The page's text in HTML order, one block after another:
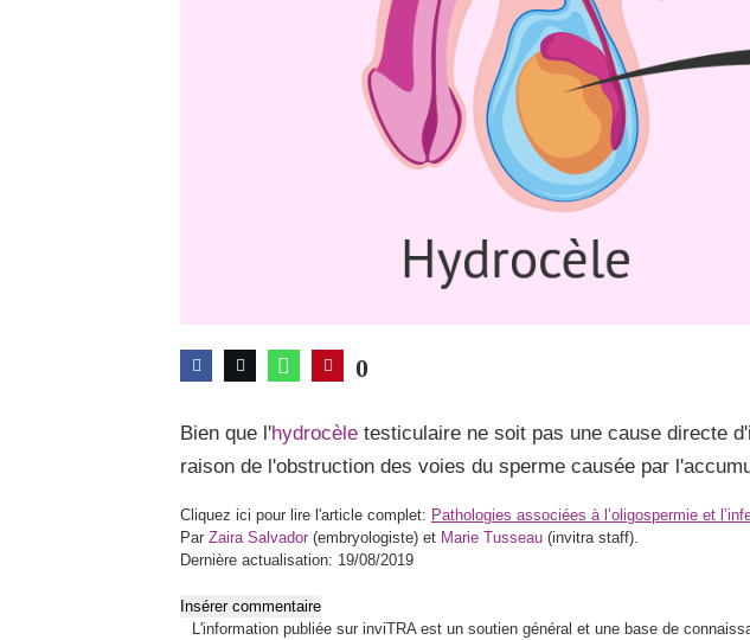
0
Bien que l'hydrocèle testiculaire ne soit pas une cause directe
raison de l'obstruction des voies du sperme causée par
Cliquez ici pour lire l'article complet: Pathologies associées à l’oligospermie et
Par Zaira Salvador (embryologiste) et Marie Tusseau (invitra staff).
Dernière actualisation: 19/08/2019
Insérer commentaire
L'information publiée sur inviTRA est un soutien général et une base de